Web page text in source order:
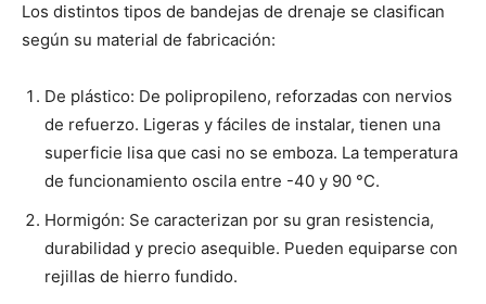
Los distintos tipos de bandejas de drenaje se clasifican
según su material de fabricación:
De plástico: De polipropileno, reforzadas con nervios
de refuerzo. Ligeras y fáciles de instalar, tienen una
superficie lisa que casi no se emboza. La temperatura
de funcionamiento oscila entre -40 y 90 °C.
Hormigón: Se caracterizan por su gran resistencia,
durabilidad y precio asequible. Pueden equiparse con
rejillas de hierro fundido.